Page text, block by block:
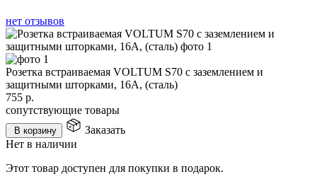
нет отзывов
Розетка встраиваемая VOLTUM S70 с заземлением и
защитными шторками, 16А, (сталь)
755 р.
сопутствующие товары
В корзину
Заказать
Нет в наличии
Этот товар доступен для покупки в подарок.